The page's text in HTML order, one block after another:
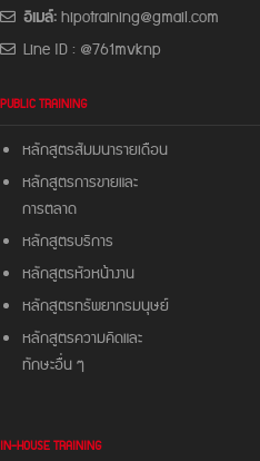
อีเมล์:hipotraining@gmail.com
Line ID : @761mvknp
PUBLIC TRAINING
หลักสูตรสัมมนารายเดือน
หลักสูตรการขายและ
การตลาด
หลักสูตรบริการ
หลักสูตรหัวหน้างาน
หลักสูตรทรัพยากรมนุษย์
หลักสูตรความคิดและ
ทักษะอื่น ๆ
IN-HOUSE TRAINING